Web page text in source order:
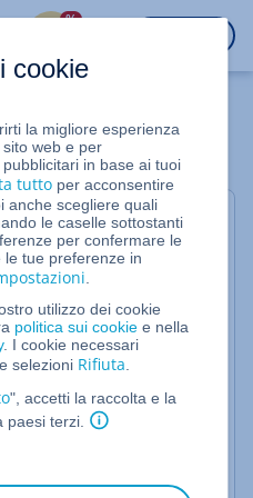
%
che gestisce le
dei nomi di
a ogni singolo nome di
ed è responsabile
sia raggiungibile da un
IP a un dominio
IONOS utilizza
di IONOS prevedono che
cookie
la migliore esperienza
web e per
in base ai tuoi
tutto per acconsentire
anche scegliere quali
le caselle sottostanti
per confermare le
tue preferenze in
utilizzo dei cookie
politica sui cookie e nella
. I cookie necessari
selezioni Rifiuta
", accetti la raccolta e la
paesi terzi.